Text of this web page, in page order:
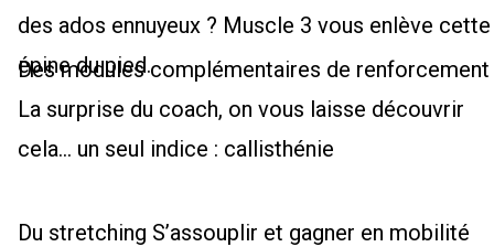
des ados ennuyeux ? Muscle 3 vous enlève cette
épine du pied.
Des modules complémentaires de renforcement
La surprise du coach, on vous laisse découvrir
cela... un seul indice : callisthénie
Du stretching S’assouplir et gagner en mobilité